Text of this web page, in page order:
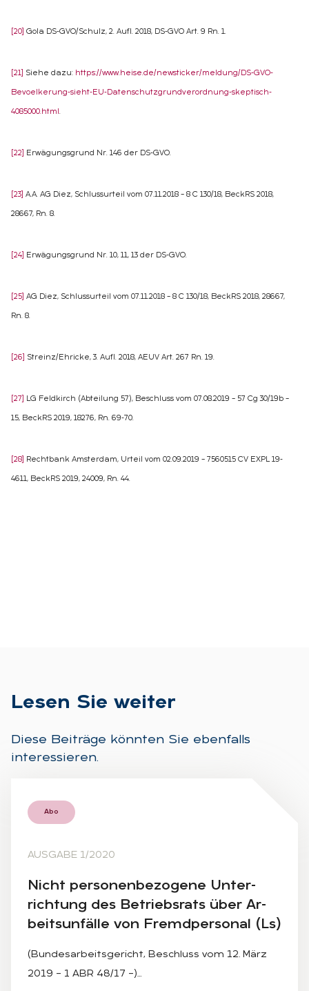
[20] Gola DS-GVO/Schulz, 2. Aufl. 2018, DS-GVO Art. 9 Rn. 1.
[21] Siehe dazu: https://www.heise.de/newsticker/meldung/DS-GVO-
Bevoelkerung-sieht-EU-Datenschutzgrundverordnung-skeptisch-
4085000.html.
[22] Erwägungsgrund Nr. 146 der DS-GVO.
[23] A.A. AG Diez, Schlussurteil vom 07.11.2018 – 8 C 130/18, BeckRS 2018,
28667, Rn. 8.
[24] Erwägungsgrund Nr. 10, 11, 13 der DS-GVO.
[25] AG Diez, Schlussurteil vom 07.11.2018 – 8 C 130/18, BeckRS 2018, 28667,
Rn. 8.
[26] Streinz/Ehricke, 3. Aufl. 2018, AEUV Art. 267 Rn. 19.
[27] LG Feldkirch (Abteilung 57), Beschluss vom 07.08.2019 – 57 Cg 30/19b –
15, BeckRS 2019, 18276, Rn. 69-70.
[28] Rechtbank Amsterdam, Urteil vom 02.09.2019 – 7560515 CV EXPL 19-
4611, BeckRS 2019, 24009, Rn. 44.
Le­sen Sie wei­ter
Diese Beiträge könnten Sie ebenfalls
interessieren.
Abo
AUSGABE 1/2020
Nicht per­so­nen­be­zo­ge­ne Un­ter­
rich­tung des Be­triebs­rats über Ar­
beits­un­fäl­le von Fremd­per­so­nal (Ls)
(Bundesarbeitsgericht, Beschluss vom 12. März
2019 – 1 ABR 48/17 –)…